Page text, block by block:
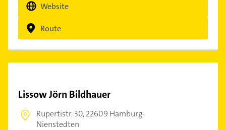
Website
Route
Lissow Jörn Bildhauer
Rupertistr. 30,22609 Hamburg-
Nienstedten